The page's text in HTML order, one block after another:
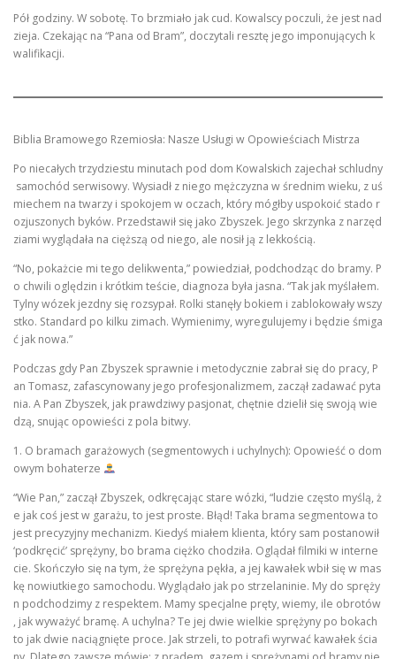
Pół godziny. W sobotę. To brzmiało jak cud. Kowalscy poczuli, że jest nad
zieja. Czekając na “Pana od Bram”, doczytali resztę jego imponujących k
walifikacji.
Biblia Bramowego Rzemiosła: Nasze Usługi w Opowieściach Mistrza
Po niecałych trzydziestu minutach pod dom Kowalskich zajechał schludny
samochód serwisowy. Wysiadł z niego mężczyzna w średnim wieku, z uś
miechem na twarzy i spokojem w oczach, który mógłby uspokoić stado r
ozjuszonych byków. Przedstawił się jako Zbyszek. Jego skrzynka z narzęd
ziami wyglądała na cięższą od niego, ale nosił ją z lekkością.
“No, pokażcie mi tego delikwenta,” powiedział, podchodząc do bramy. P
o chwili oględzin i krótkim teście, diagnoza była jasna. “Tak jak myślałem.
Tylny wózek jezdny się rozsypał. Rolki stanęły bokiem i zablokowały wszy
stko. Standard po kilku zimach. Wymienimy, wyregulujemy i będzie śmiga
ć jak nowa.”
Podczas gdy Pan Zbyszek sprawnie i metodycznie zabrał się do pracy, P
an Tomasz, zafascynowany jego profesjonalizmem, zaczął zadawać pyta
nia. A Pan Zbyszek, jak prawdziwy pasjonat, chętnie dzielił się swoją wie
dzą, snując opowieści z pola bitwy.
1. O bramach garażowych (segmentowych i uchylnych): Opowieść o dom
owym bohaterze
“Wie Pan,” zaczął Zbyszek, odkręcając stare wózki, “ludzie często myślą, ż
e jak coś jest w garażu, to jest proste. Błąd! Taka brama segmentowa to
jest precyzyjny mechanizm. Kiedyś miałem klienta, który sam postanowił
‘podkręcić’ sprężyny, bo brama ciężko chodziła. Oglądał filmiki w interne
cie. Skończyło się na tym, że sprężyna pękła, a jej kawałek wbił się w mas
kę nowiutkiego samochodu. Wyglądało jak po strzelaninie. My do spręży
n podchodzimy z respektem. Mamy specjalne pręty, wiemy, ile obrotów
, jak wyważyć bramę. A uchylna? Te jej dwie wielkie sprężyny po bokach
to jak dwie naciągnięte proce. Jak strzeli, to potrafi wyrwać kawałek ścia